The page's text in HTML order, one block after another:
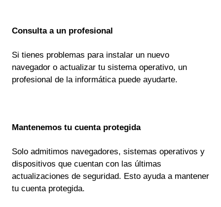
Consulta a un profesional
Si tienes problemas para instalar un nuevo
navegador o actualizar tu sistema operativo, un
profesional de la informática puede ayudarte.
Mantenemos tu cuenta protegida
Solo admitimos navegadores, sistemas operativos y
dispositivos que cuentan con las últimas
actualizaciones de seguridad. Esto ayuda a mantener
tu cuenta protegida.